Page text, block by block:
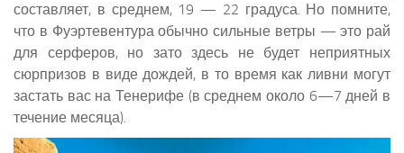
составляет, в среднем, 19 — 22 градуса. Но помните,
что в Фуэртевентура обычно сильные ветры — это рай
для серферов, но зато здесь не будет неприятных
сюрпризов в виде дождей, в то время как ливни могут
застать вас на Тенерифе (в среднем около 6—7 дней в
течение месяца).